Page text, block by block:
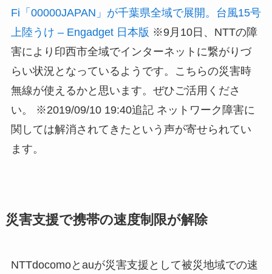
Fi「00000JAPAN」が千葉県全域で展開。台風15号
上陸うけ – Engadget 日本版 ※9月10日、NTTの障
害により印西市全域でインターネットに繋がりづ
らい状況となっているようです。こちらの災害時
無線が使えるかと思います。ぜひご活用くださ
い。 ※2019/09/10 19:40追記 ネットワーク障害に
関しては解消されてきたという声が寄せられてい
ます。
災害支援で携帯の速度制限が解除
NTTdocomoとauが災害支援として被災地域での速